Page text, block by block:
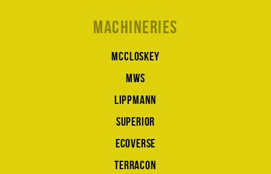
Machineries
McCloskey
MWS
Lippmann
Superior
Ecoverse
Terracon